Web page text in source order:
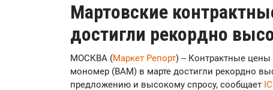
Мартовские
достигли рекордно
МОСКВА (Маркет Репорт) -- Контрактные
мономер (ВAM) в марте достигли рекордно
предложению и высокому спросу, сообщает